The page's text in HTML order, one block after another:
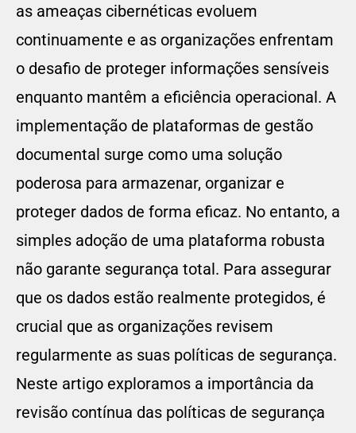
as ameaças cibernéticas evoluem
continuamente e as organizações enfrentam
o desafio de proteger informações sensíveis
enquanto mantêm a eficiência operacional. A
implementação de plataformas de gestão
documental surge como uma solução
poderosa para armazenar, organizar e
proteger dados de forma eficaz. No entanto, a
simples adoção de uma plataforma robusta
não garante segurança total. Para assegurar
que os dados estão realmente protegidos, é
crucial que as organizações revisem
regularmente as suas políticas de segurança.
Neste artigo exploramos a importância da
revisão contínua das políticas de segurança